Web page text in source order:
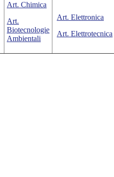
Art. Chimica
Art.
Biotecnologie
Ambientali
Art. Elettronica
Art. Elettrotecnica